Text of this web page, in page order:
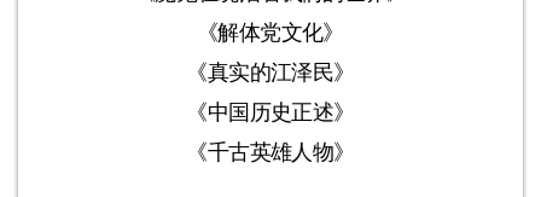
《解体党文化》
《真实的江泽民》
《中国历史正述》
《千古英雄人物》